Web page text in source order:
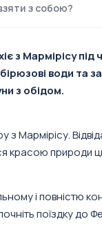
з собою?
з Мармірісу під
води та
з обідом.
Мармірісу.
красою природи
і повністю
поїздку до